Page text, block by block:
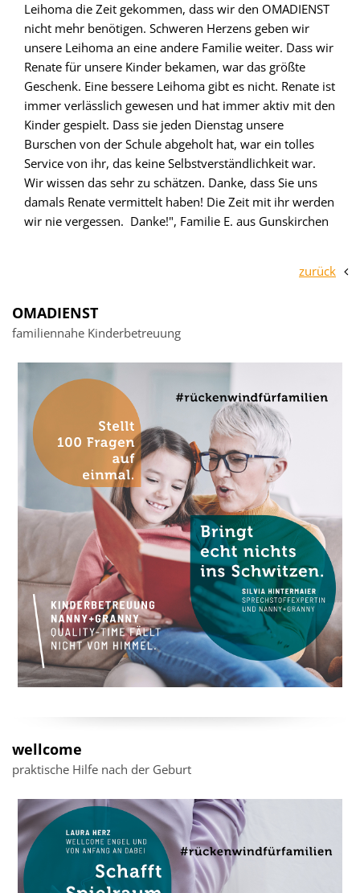
Leihoma die Zeit gekommen, dass wir den OMADIENST
nicht mehr benötigen. Schweren Herzens geben wir
unsere Leihoma an eine andere Familie weiter. Dass wir
Renate für unsere Kinder bekamen, war das größte
Geschenk. Eine bessere Leihoma gibt es nicht. Renate ist
immer verlässlich gewesen und hat immer aktiv mit den
Kinder gespielt. Dass sie jeden Dienstag unsere
Burschen von der Schule abgeholt hat, war ein tolles
Service von ihr, das keine Selbstverständlichkeit war.
Wir wissen das sehr zu schätzen. Danke, dass Sie uns
damals Renate vermittelt haben! Die Zeit mit ihr werden
wir nie vergessen. Danke!", Familie E. aus Gunskirchen
zurück
OMADIENST
familiennahe Kinderbetreuung
wellcome
praktische Hilfe nach der Geburt